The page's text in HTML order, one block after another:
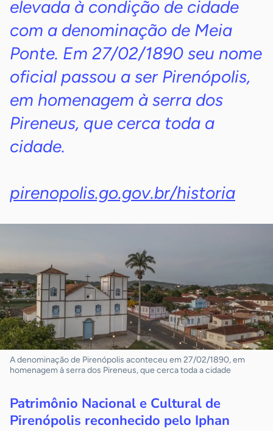
elevada à condição de cidade
com a denominação de Meia
Ponte. Em 27/02/1890 seu nome
oficial passou a ser Pirenópolis,
em homenagem à serra dos
Pireneus, que cerca toda a
cidade.
pirenopolis.go.gov.br/historia
A denominação de Pirenópolis aconteceu em 27/02/1890, em
homenagem à serra dos Pireneus, que cerca toda a cidade
Patrimônio Nacional e Cultural de
Pirenópolis reconhecido pelo Iphan